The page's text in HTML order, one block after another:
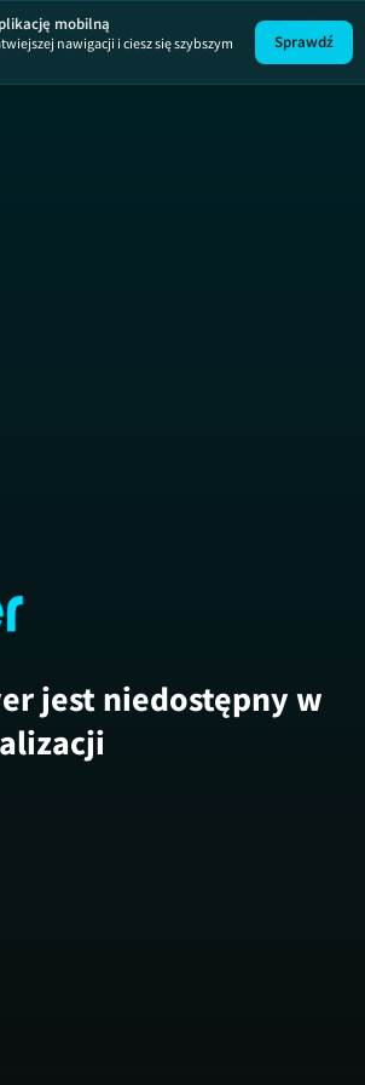
mobilną
nawigacji i ciesz się szybszym
Sprawdź
jest niedostępny w